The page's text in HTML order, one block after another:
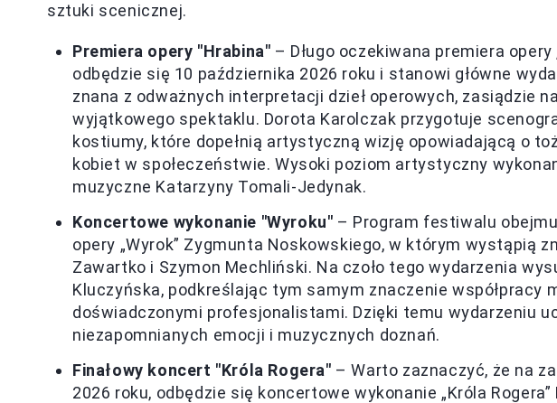
sztuki scenicznej.
Premiera opery "Hrabina" – Długo oczekiwana premiera
odbędzie się 10 października 2026 roku i stanowi główne
znana z odważnych interpretacji dzieł operowych, zasiądzie
wyjątkowego spektaklu. Dorota Karolczak przygotuje
kostiumy, które dopełnią artystyczną wizję opowiadającą o
kobiet w społeczeństwie. Wysoki poziom artystyczny
muzyczne Katarzyny Tomali-Jedynak.
Koncertowe wykonanie "Wyroku" – Program festiwalu
opery „Wyrok” Zygmunta Noskowskiego, w którym wystąpią
Zawartko i Szymon Mechliński. Na czoło tego wydarzenia
Kluczyńska, podkreślając tym samym znaczenie współpracy
doświadczonymi profesjonalistami. Dzięki temu wydarzeniu
niezapomnianych emocji i muzycznych doznań.
Finałowy koncert "Króla Rogera" – Warto zaznaczyć, że na
2026 roku, odbędzie się koncertowe wykonanie „Króla